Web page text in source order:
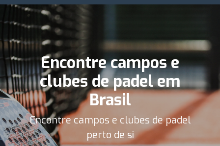
Encontre campos e
clubes de padel em
Brasil
Encontre campos e clubes de padel
perto de si